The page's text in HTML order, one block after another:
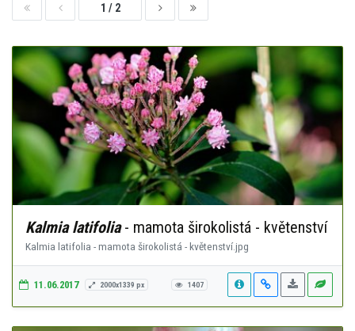
1 / 2
Kalmia latifolia- mamota širokolistá - květenství
Kalmia latifolia - mamota širokolistá - květenství.jpg
11.06.2017 2000x1339 px 1407